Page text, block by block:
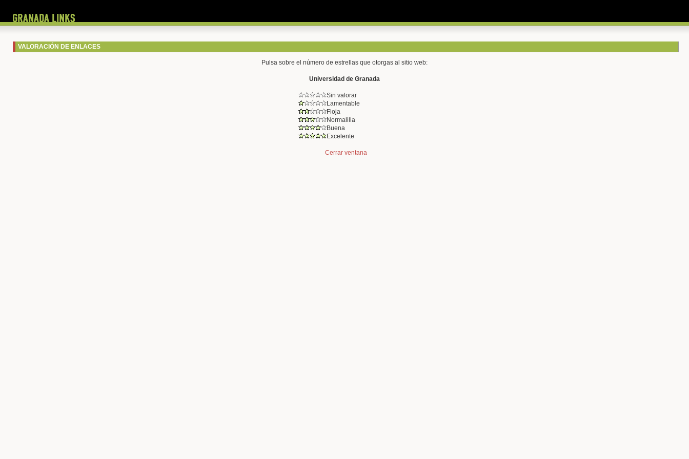
VALORACIÓN DE ENLACES
Pulsa sobre el número de estrellas que otorgas al sitio web:
Universidad de Granada
Sin valorar
Lamentable
Floja
Normalilla
Buena
Excelente
Cerrar ventana